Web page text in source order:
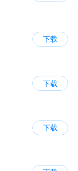
下载
下载
下载